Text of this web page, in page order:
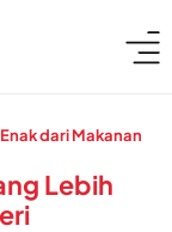
dari Makanan
Lebih